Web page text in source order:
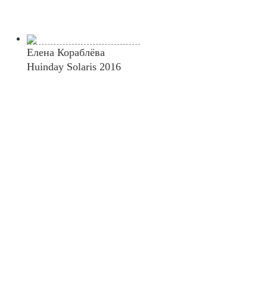
Елена Кораблёва
Huinday Solaris 2016